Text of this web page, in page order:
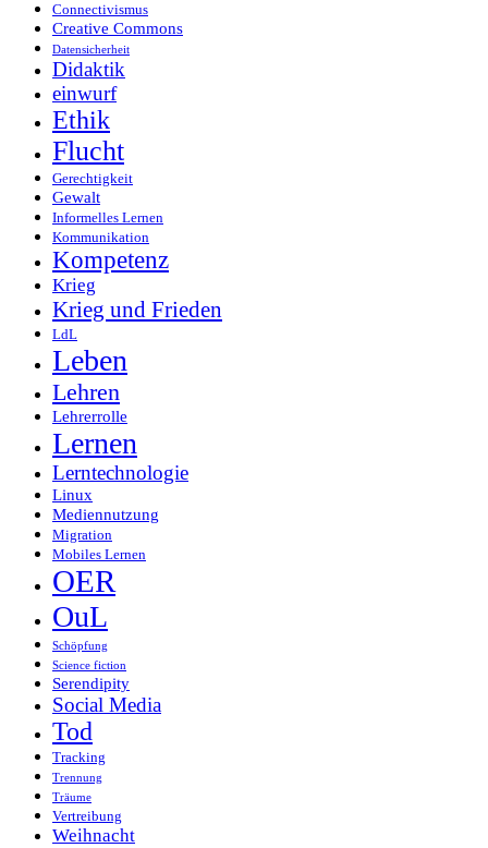
Connectivismus
Creative Commons
Datensicherheit
Didaktik
einwurf
Ethik
Flucht
Gerechtigkeit
Gewalt
Informelles Lernen
Kommunikation
Kompetenz
Krieg
Krieg und Frieden
LdL
Leben
Lehren
Lehrerrolle
Lernen
Lerntechnologie
Linux
Mediennutzung
Migration
Mobiles Lernen
OER
OuL
Schöpfung
Science fiction
Serendipity
Social Media
Tod
Tracking
Trennung
Träume
Vertreibung
Weihnacht